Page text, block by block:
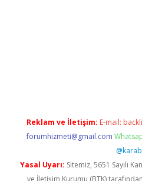
Reklam ve İletişim: E-mail:
forumhizmeti@gmail.com
Yasal Uyarı: Sitemiz, 5651 Sayılı
ve İletişim Kurumu (BTK)